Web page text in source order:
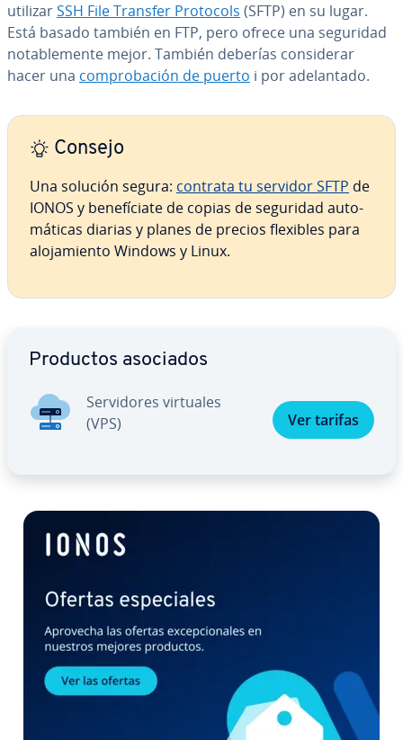
utilizarSSH File Transfer Protocols (SFTP) en su lugar.
Está basado también en FTP, pero ofrece una seguridad
no­ta­ble­me­n­te mejor. También deberías co­n­si­de­rar
hacer una co­m­pro­ba­ción de puerto i por ade­la­n­ta­do.
Consejo
Una solución segura: contrata tu servidor SFTP de
IONOS y be­ne­fí­cia­te de copias de seguridad au­to­
má­ti­cas diarias y planes de precios flexibles para
alo­ja­mie­n­to Windows y Linux.
Productos asociados
Se­r­vi­do­res virtuales
(VPS)
Ver tarifas